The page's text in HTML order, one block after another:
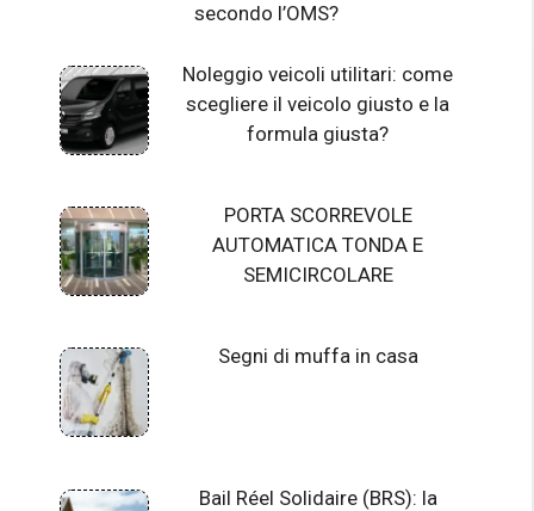
secondo l’OMS?
Noleggio veicoli utilitari: come
scegliere il veicolo giusto e la
formula giusta?
PORTA SCORREVOLE
AUTOMATICA TONDA E
SEMICIRCOLARE
Segni di muffa in casa
Bail Réel Solidaire (BRS): la